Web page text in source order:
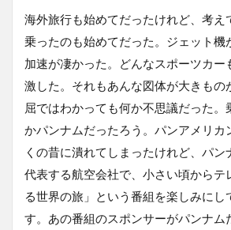
海外旅行も始めてだったけれど、考え
乗ったのも始めてだった。ジェット機
加速が凄かった。どんなスポーツカー
激した。それもあんな図体が大きもの
屈ではわかっても何か不思議だった。
かパンナムだったろう。パンアメリカ
くの昔に潰れてしまったけれど、パン
代表する航空会社で、小さい頃からテ
る世界の旅」という番組を楽しみにし
す。あの番組のスポンサーがパンナム